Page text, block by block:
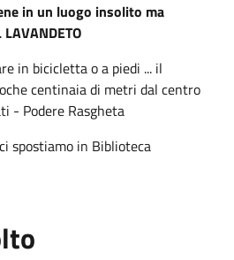
in un luogo insolito ma
in bicicletta o a piedi ... il
centinaia di metri dal centro
- Podere Rasgheta
spostiamo in Biblioteca